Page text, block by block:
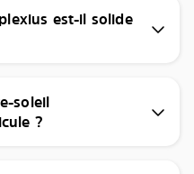
est-il solide
soleil
?